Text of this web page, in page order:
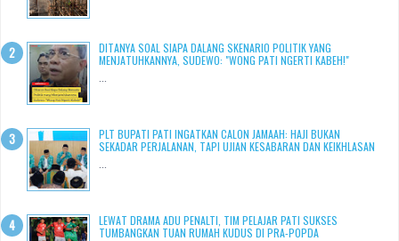
DITANYA SOAL SIAPA DALANG SKENARIO POLITIK YANG
MENJATUHKANNYA, SUDEWO: "WONG PATI NGERTI KABEH!"
PLT BUPATI PATI INGATKAN CALON JAMAAH: HAJI BUKAN
SEKADAR PERJALANAN, TAPI UJIAN KESABARAN DAN KEIKHLASAN
LEWAT DRAMA ADU PENALTI, TIM PELAJAR PATI SUKSES
TUMBANGKAN TUAN RUMAH KUDUS DI PRA-POPDA